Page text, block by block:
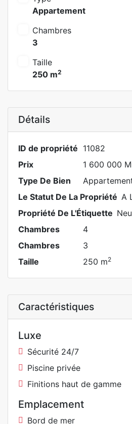
Appartement
Chambres
3
Taille
250 m2
Détails
ID de propriété 11082
Prix
1 600 000
Type De Bien
Le Statut De La Propriété A
Propriété De L'Étiquette
Chambres
4
Chambres
3
Taille
250 m2
Caractéristiques
Luxe
Sécurité 24/7
Piscine privée
Finitions haut de gamme
Emplacement
Bord de mer